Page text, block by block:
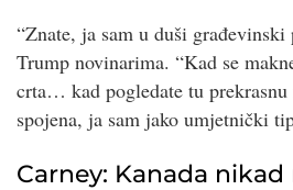
“Znate, ja sam u duši
Trump novinarima. “Kad se
crta… kad pogledate tu
spojena, ja sam jako umjetnički
Carney: Kanada